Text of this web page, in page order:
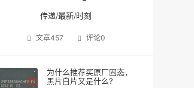
传递/最新/时刻
文章457 评论0
为什么推荐买原厂固态，
黑片白片又是什么?